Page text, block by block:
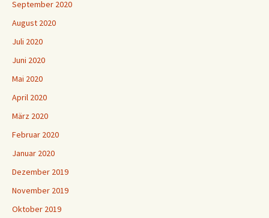
September 2020
August 2020
Juli 2020
Juni 2020
Mai 2020
April 2020
März 2020
Februar 2020
Januar 2020
Dezember 2019
November 2019
Oktober 2019